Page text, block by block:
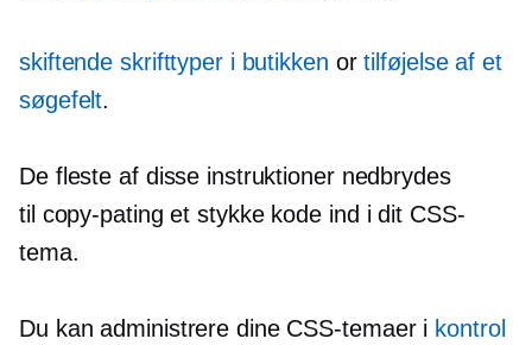
skiftende skrifttyper i butikken ortilføjelse af et
søgefelt.
De fleste af disse instruktioner nedbrydes
til copy-pating et stykke kode ind i dit CSS-
tema.
Du kan administrere dine CSS-temaer i kontrol